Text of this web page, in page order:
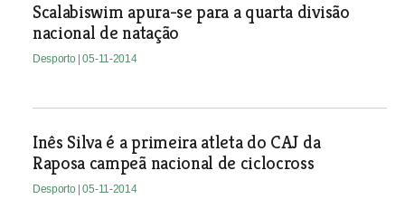
Scalabiswim apura-se para a quarta divisão
nacional de natação
Desporto | 05-11-2014
Inês Silva é a primeira atleta do CAJ da
Raposa campeã nacional de ciclocross
Desporto | 05-11-2014